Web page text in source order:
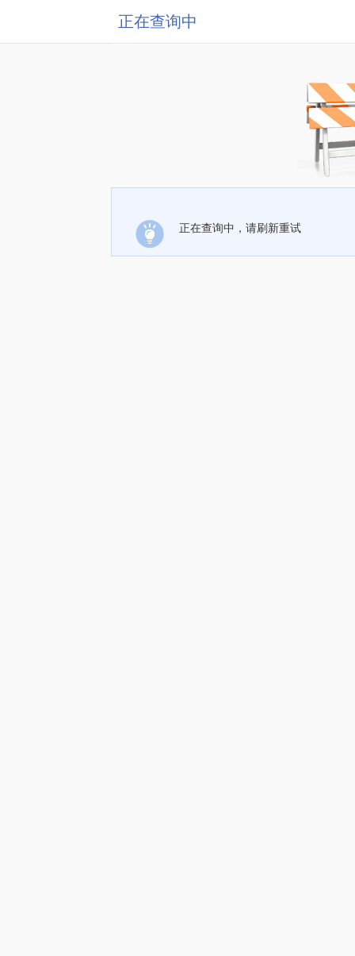
正在查询中
正在查询中，请刷新重试